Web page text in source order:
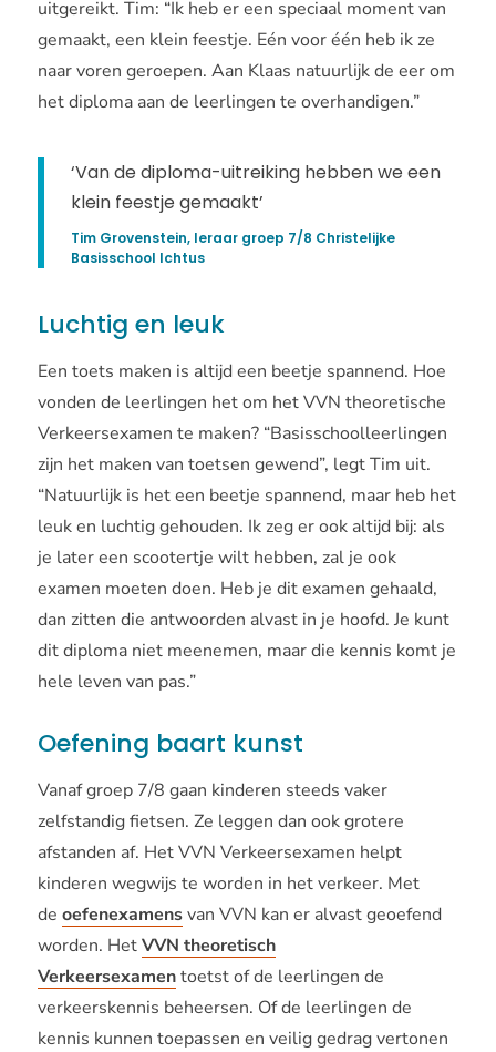
uitgereikt. Tim: “Ik heb er een speciaal moment van
gemaakt, een klein feestje. Eén voor één heb ik ze
naar voren geroepen. Aan Klaas natuurlijk de eer om
het diploma aan de leerlingen te overhandigen.”
‘Van de diploma-uitreiking hebben we een
klein feestje gemaakt’
Tim Grovenstein, leraar groep 7/8 Christelijke
Basisschool Ichtus
Luchtig en leuk
Een toets maken is altijd een beetje spannend. Hoe
vonden de leerlingen het om het VVN theoretische
Verkeersexamen te maken? “Basisschoolleerlingen
zijn het maken van toetsen gewend”, legt Tim uit.
“Natuurlijk is het een beetje spannend, maar heb het
leuk en luchtig gehouden. Ik zeg er ook altijd bij: als
je later een scootertje wilt hebben, zal je ook
examen moeten doen. Heb je dit examen gehaald,
dan zitten die antwoorden alvast in je hoofd. Je kunt
dit diploma niet meenemen, maar die kennis komt je
hele leven van pas.”
Oefening baart kunst
Vanaf groep 7/8 gaan kinderen steeds vaker
zelfstandig fietsen. Ze leggen dan ook grotere
afstanden af. Het VVN Verkeersexamen helpt
kinderen wegwijs te worden in het verkeer. Met
de oefenexamensvan VVN kan er alvast geoefend
worden. HetVVN theoretisch
Verkeersexamentoetst of de leerlingen de
verkeerskennis beheersen. Of de leerlingen de
kennis kunnen toepassen en veilig gedrag vertonen